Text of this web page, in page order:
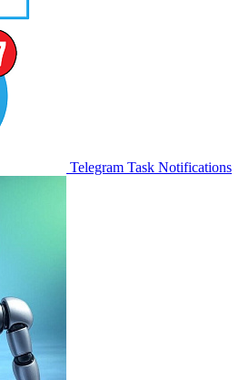
Telegram Task Notifications